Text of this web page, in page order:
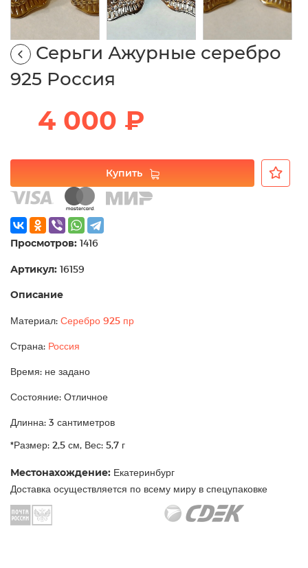
Серьги Ажурные серебро
925 Россия
4 000 ₽
Купить
Просмотров: 1416
Артикул: 16159
Описание
Материал: Серебро 925 пр
Страна: Россия
Время: не задано
Состояние: Отличное
Длинна: 3 сантиметров
*Размер: 2,5 см, Вес: 5,7 г
Местонахождение: Екатеринбург
Доставка осуществляется по всему миру в спецупаковке